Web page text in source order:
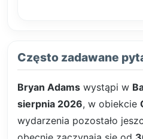
Często zadawane
Bryan Adams wystąpi w
sierpnia 2026, w obiekcie
wydarzenia pozostało